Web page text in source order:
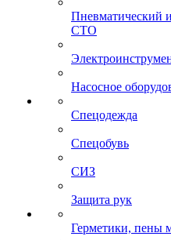
Пневматический
СТО
Насосное
Спецодежда
Спецобувь
СИЗ
Защита рук
Герметики, пены